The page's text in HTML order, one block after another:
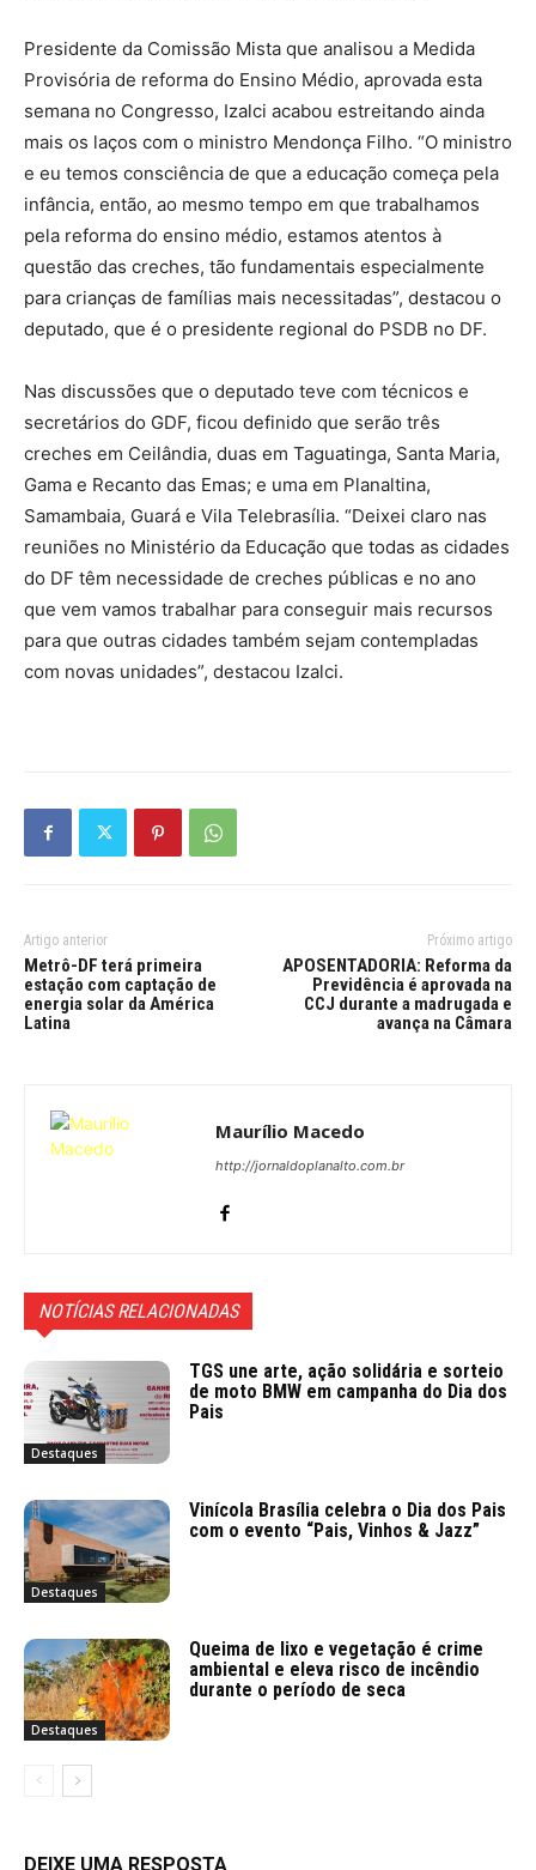
Presidente da Comissão Mista que analisou a Medida
Provisória de reforma do Ensino Médio, aprovada esta
semana no Congresso, Izalci acabou estreitando ainda
mais os laços com o ministro Mendonça Filho. “O ministro
e eu temos consciência de que a educação começa pela
infância, então, ao mesmo tempo em que trabalhamos
pela reforma do ensino médio, estamos atentos à
questão das creches, tão fundamentais especialmente
para crianças de famílias mais necessitadas”, destacou o
deputado, que é o presidente regional do PSDB no DF.
Nas discussões que o deputado teve com técnicos e
secretários do GDF, ficou definido que serão três
creches em Ceilândia, duas em Taguatinga, Santa Maria,
Gama e Recanto das Emas; e uma em Planaltina,
Samambaia, Guará e Vila Telebrasília. “Deixei claro nas
reuniões no Ministério da Educação que todas as cidades
do DF têm necessidade de creches públicas e no ano
que vem vamos trabalhar para conseguir mais recursos
para que outras cidades também sejam contempladas
com novas unidades”, destacou Izalci.
Artigo anterior
Metrô-DF terá primeira
estação com captação de
energia solar da América
Latina
Próximo artigo
APOSENTADORIA: Reforma da
Previdência é aprovada na
CCJ durante a madrugada e
avança na Câmara
Maurílio Macedo
http://jornaldoplanalto.com.br
NOTÍCIAS RELACIONADAS
Destaques
TGS une arte, ação solidária e sorteio
de moto BMW em campanha do Dia dos
Pais
Destaques
Vinícola Brasília celebra o Dia dos Pais
com o evento “Pais, Vinhos & Jazz”
Destaques
Queima de lixo e vegetação é crime
ambiental e eleva risco de incêndio
durante o período de seca
DEIXE UMA RESPOSTA